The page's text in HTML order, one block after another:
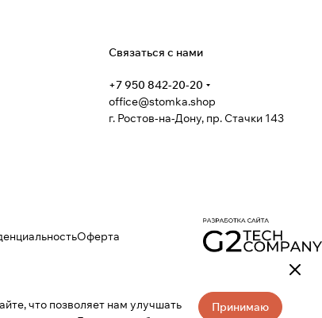
Связаться с нами
+7 950 842-20-20
office@stomka.shop
г. Ростов-на-Дону, пр. Стачки 143
Оферта
что позволяет нам улучшать
Принимаю